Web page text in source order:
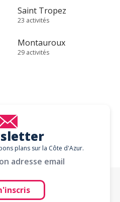
Saint Tropez
23 activités
Montauroux
29 activités
plans sur la Côte d'Azur.
adresse email